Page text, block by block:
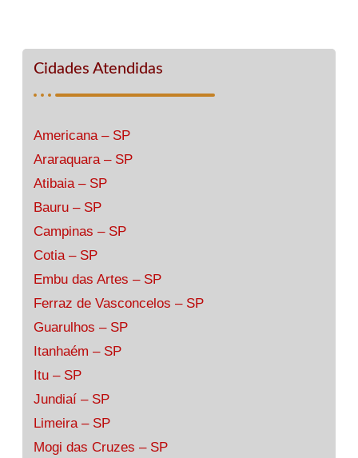
Cidades Atendidas
Americana – SP
Araraquara – SP
Atibaia – SP
Bauru – SP
Campinas – SP
Cotia – SP
Embu das Artes – SP
Ferraz de Vasconcelos – SP
Guarulhos – SP
Itanhaém – SP
Itu – SP
Jundiaí – SP
Limeira – SP
Mogi das Cruzes – SP